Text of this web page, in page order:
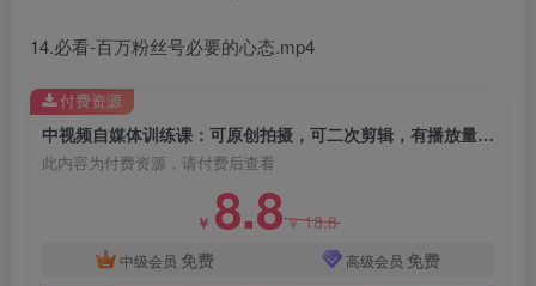
14.必看-百万粉丝号必要的心态.mp4
中视频自媒体训练课：可原创拍摄，可二次剪辑，有播放量就有钱
此内容为付费资源，请付费后查看
￥ 8.8￥18.8
中级会员 免费 高级会员 免费
付费资源